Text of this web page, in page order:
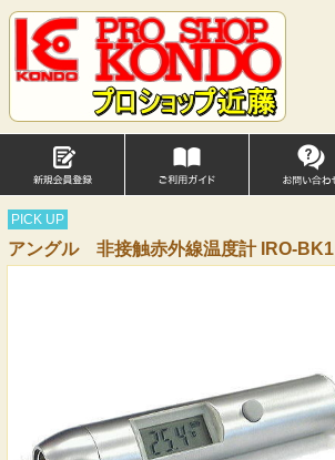
PICK UP
アングル 非接触赤外線温度計 IRO-BK1